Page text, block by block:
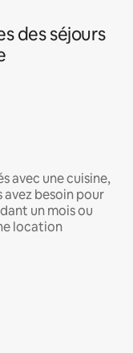
des séjours
avec une cuisine,
besoin pour
un mois ou
location